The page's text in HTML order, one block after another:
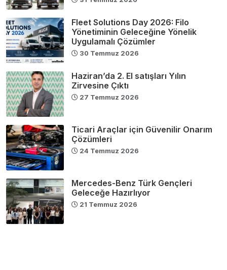
Fleet Solutions Day 2026: Filo
Yönetiminin Geleceğine Yönelik
Uygulamalı Çözümler
30 Temmuz 2026
Haziran’da 2. El satışları Yılın
Zirvesine Çıktı
27 Temmuz 2026
Ticari Araçlar için Güvenilir Onarım
Çözümleri
24 Temmuz 2026
Mercedes-Benz Türk Gençleri
Geleceğe Hazırlıyor
21 Temmuz 2026